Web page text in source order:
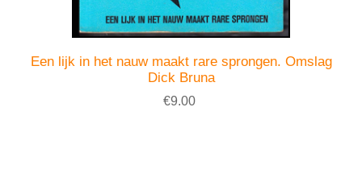
Een lijk in het nauw maakt rare sprongen. Omslag
Dick Bruna
€9.00